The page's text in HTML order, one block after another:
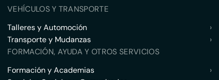
VEHÍCULOS Y TRANSPORTE
Talleres y Automoción
›
Transporte y Mudanzas
›
FORMACIÓN, AYUDA Y OTROS SERVICIOS
Formación y Academias
›